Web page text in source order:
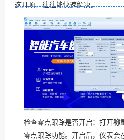
这几项，往往能快速解决。
检查零点跟踪是否开启：打开称
零点跟踪功能。开启后，仪表会